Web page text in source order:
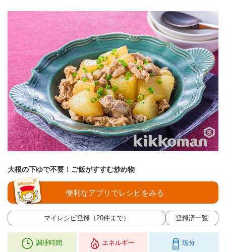
大根の下ゆで不要！ご飯がすすむ炒め物
マイレシピ登録（20件まで） 登録済一覧
便利なアプリでレシピをみる
調理時間 エネルギー 塩分